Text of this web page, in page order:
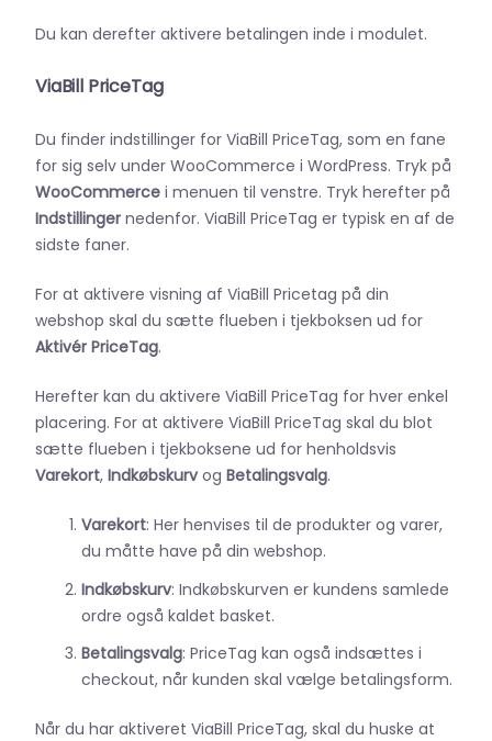
Du kan derefter aktivere betalingen inde i modulet.
ViaBill PriceTag
Du finder indstillinger for ViaBill PriceTag, som en fane
for sig selv under WooCommerce i WordPress. Tryk på
WooCommerce i menuen til venstre. Tryk herefter på
Indstillinger nedenfor. ViaBill PriceTag er typisk en af de
sidste faner.
For at aktivere visning af ViaBill Pricetag på din
webshop skal du sætte flueben i tjekboksen ud for
Aktivér PriceTag.
Herefter kan du aktivere ViaBill PriceTag for hver enkel
placering. For at aktivere ViaBill PriceTag skal du blot
sætte flueben i tjekboksene ud for henholdsvis
Varekort, Indkøbskurvog Betalingsvalg.
Varekort: Her henvises til de produkter og varer,
du måtte have på din webshop.
Indkøbskurv: Indkøbskurven er kundens samlede
ordre også kaldet basket.
Betalingsvalg: PriceTag kan også indsættes i
checkout, når kunden skal vælge betalingsform.
Når du har aktiveret ViaBill PriceTag, skal du huske at